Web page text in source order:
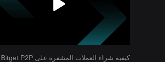
كيفية شراء العملات المشفرة على Bitget P2P